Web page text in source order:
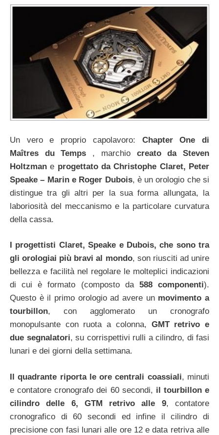
Un vero e proprio capolavoro: Chapter One di
Maîtres du Temps , marchio creato da Steven
Holtzman e progettato da Christophe Claret, Peter
Speake – Marin e Roger Dubois, è un orologio che si
distingue tra gli altri per la sua forma allungata, la
laboriosità del meccanismo e la particolare curvatura
della cassa.
I progettisti Claret, Speake e Dubois, che sono tra
gli orologiai più bravi al mondo, son riusciti ad unire
bellezza e facilità nel regolare le molteplici indicazioni
di cui è formato (composto da 588 componenti).
Questo è il primo orologio ad avere un movimento a
tourbillon, con agglomerato un cronografo
monopulsante con ruota a colonna, GMT retrivo e
due segnalatori, su corrispettivi rulli a cilindro, di fasi
lunari e dei giorni della settimana.
Il quadrante riporta le ore centrali coassiali, minuti
e contatore cronografo dei 60 secondi, il tourbillon e
cilindro delle 6, GTM retrivo alle 9, contatore
cronografico di 60 secondi ed infine il cilindro di
precisione con fasi lunari alle ore 12 e data retriva alle